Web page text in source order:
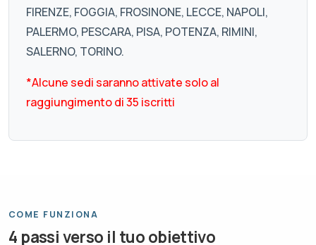
FIRENZE, FOGGIA, FROSINONE, LECCE, NAPOLI,
PALERMO, PESCARA, PISA, POTENZA, RIMINI,
SALERNO, TORINO.
*Alcune sedi saranno attivate solo al
raggiungimento di 35 iscritti
COME FUNZIONA
4 passi verso il tuo obiettivo